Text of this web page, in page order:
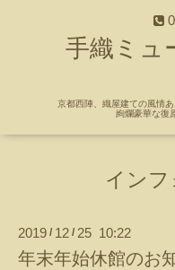
手織ミ
京都西陣、織屋建ての風情
絢爛豪華な復
インフ
2019 / 12 / 25 10:22
年末年始休館のお